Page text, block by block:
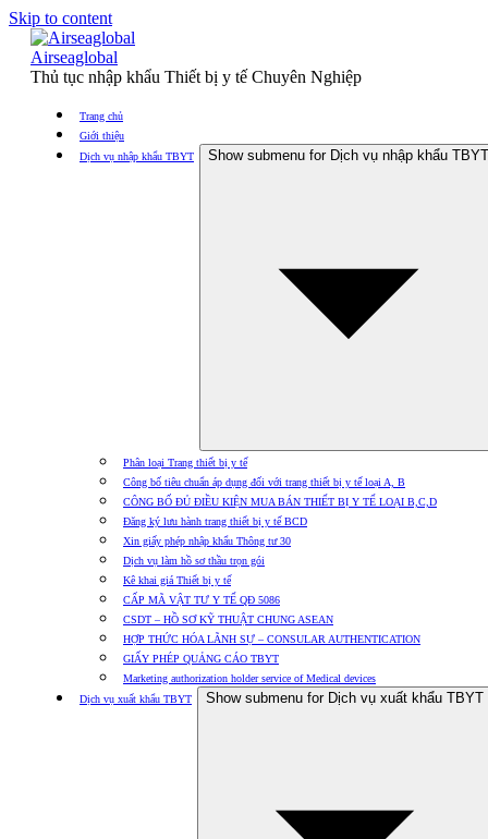
Skip to content
Airseaglobal
Thủ tục nhập khẩu Thiết bị y tế Chuyên Nghiệp
Trang chủ
Giới thiệu
Dịch vụ nhập khẩu TBYT
Show submenu for Dịch vụ nhập khẩu TBYT
Phân loại Trang thiết bị y tế
Công bố tiêu chuẩn áp dụng đối với trang thiết bị y tế loại A, B
CÔNG BỐ ĐỦ ĐIỀU KIỆN MUA BÁN THIẾT BỊ Y TẾ LOẠI B,C,D
Đăng ký lưu hành trang thiết bị y tế BCD
Xin giấy phép nhập khẩu Thông tư 30
Dịch vụ làm hồ sơ thầu trọn gói
Kê khai giá Thiết bị y tế
CẤP MÃ VẬT TƯ Y TẾ QĐ 5086
CSDT – HỒ SƠ KỸ THUẬT CHUNG ASEAN
HỢP THỨC HÓA LÃNH SỰ – CONSULAR AUTHENTICATION
GIẤY PHÉP QUẢNG CÁO TBYT
Marketing authorization holder service of Medical devices
Dịch vụ xuất khẩu TBYT
Show submenu for Dịch vụ xuất khẩu TBYT